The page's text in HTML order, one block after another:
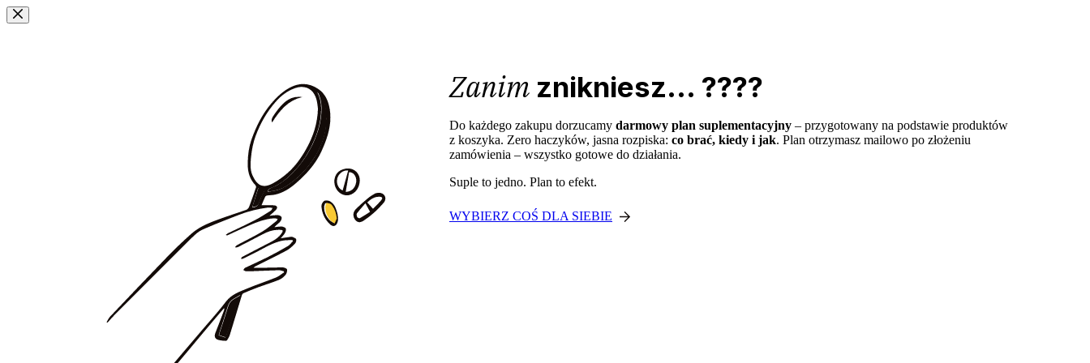
Przejdź
do
Zanim znikniesz... ????
Do każdego zakupu dorzucamy darmowy plan suplementacyjny – przygotowany na podstawie produktów
z koszyka. Zero haczyków, jasna rozpiska: co brać, kiedy i jak. Plan otrzymasz mailowo po złożeniu
zamówienia – wszystko gotowe do działania.
Suple to jedno. Plan to efekt.
WYBIERZ COŚ DLA SIEBIE